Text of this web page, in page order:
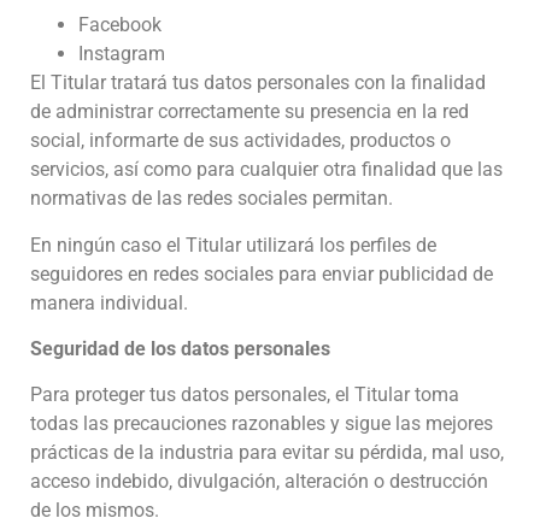
Facebook
Instagram
El Titular tratará tus datos personales con la finalidad
de administrar correctamente su presencia en la red
social, informarte de sus actividades, productos o
servicios, así como para cualquier otra finalidad que las
normativas de las redes sociales permitan.
En ningún caso el Titular utilizará los perfiles de
seguidores en redes sociales para enviar publicidad de
manera individual.
Seguridad de los datos personales
Para proteger tus datos personales, el Titular toma
todas las precauciones razonables y sigue las mejores
prácticas de la industria para evitar su pérdida, mal uso,
acceso indebido, divulgación, alteración o destrucción
de los mismos.